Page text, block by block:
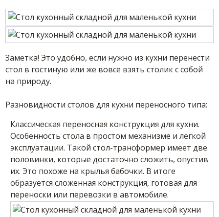
Заметка! Это удобно, если нужно из кухни перенести
стол в гостиную или же вовсе взять столик с собой
на природу.
Разновидности столов для кухни переносного типа:
Классическая переносная конструкция для кухни.
Особенность стола в простом механизме и легкой
эксплуатации. Такой стол-трансформер имеет две
половинки, которые достаточно сложить, опустив
их. Это похоже на крылья бабочки. В итоге
образуется сложенная конструкция, готовая для
переноски или перевозки в автомобиле.